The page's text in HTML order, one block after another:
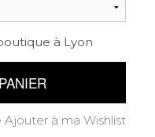
à Lyon
Ajouter à ma Wishlist